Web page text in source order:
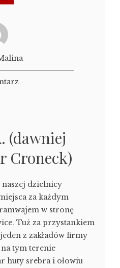
(dawniej
Croneck)
naszej dzielnicy
za każdym
w stronę
Tuż za przystankiem
z zakładów firmy
tym terenie
huty srebra i ołowiu